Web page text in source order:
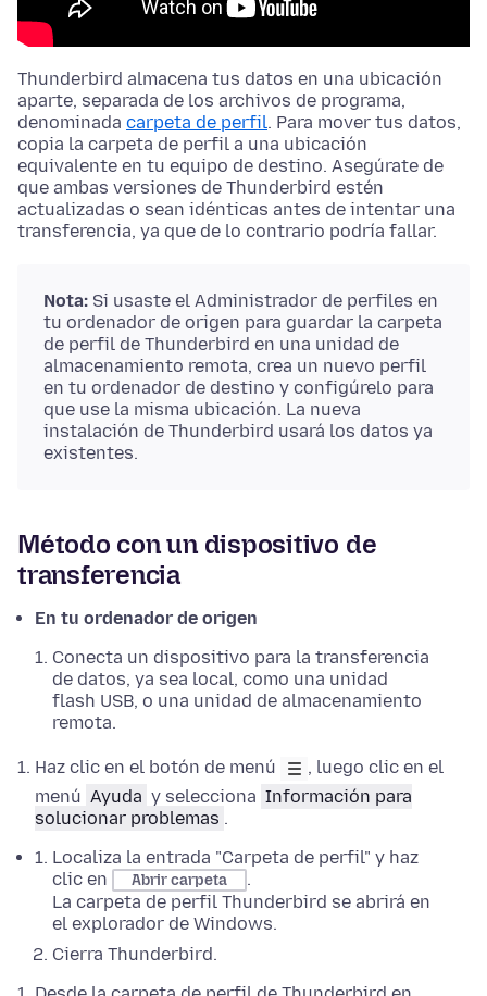
Thunderbird almacena tus datos en una ubicación
aparte, separada de los archivos de programa,
denominada carpeta de perfil. Para mover tus datos,
copia la carpeta de perfil a una ubicación
equivalente en tu equipo de destino. Asegúrate de
que ambas versiones de Thunderbird estén
actualizadas o sean idénticas antes de intentar una
transferencia, ya que de lo contrario podría fallar.
Nota: Si usaste el Administrador de perfiles en
tu ordenador de origen para guardar la carpeta
de perfil de Thunderbird en una unidad de
almacenamiento remota, crea un nuevo perfil
en tu ordenador de destino y configúrelo para
que use la misma ubicación. La nueva
instalación de Thunderbird usará los datos ya
existentes.
Método con un dispositivo de
transferencia
En tu ordenador de origen
Conecta un dispositivo para la transferencia
de datos, ya sea local, como una unidad
flash USB, o una unidad de almacenamiento
remota.
Haz clic en el botón de menú
, luego clic en el
menú Ayuda y selecciona Información para
solucionar problemas .
Localiza la entrada "Carpeta de perfil" y haz
clic en
Abrir carpeta
.
La carpeta de perfil Thunderbird se abrirá en
el explorador de Windows.
Cierra Thunderbird.